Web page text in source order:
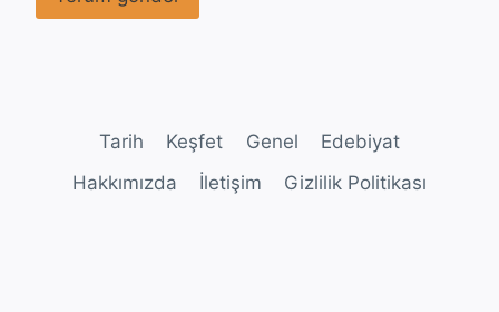
Tarih Keşfet Genel
Edebiyat
Hakkımızda
İletişim Gizlilik Politikası